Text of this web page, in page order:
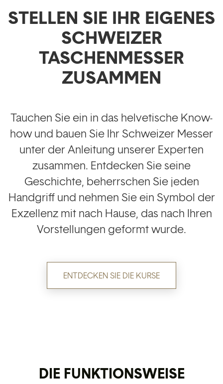
STELLEN SIE IHR EIGENES
SCHWEIZER
TASCHENMESSER
ZUSAMMEN
Tauchen Sie ein in das helvetische Know-
how und bauen Sie Ihr Schweizer Messer
unter der Anleitung unserer Experten
zusammen. Entdecken Sie seine
Geschichte, beherrschen Sie jeden
Handgriff und nehmen Sie ein Symbol der
Exzellenz mit nach Hause, das nach Ihren
Vorstellungen geformt wurde.
ENTDECKEN SIE DIE KURSE
DIE FUNKTIONSWEISE